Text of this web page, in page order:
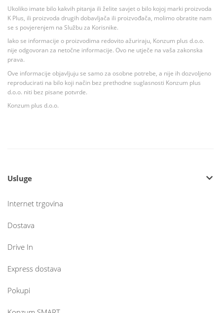
Ukoliko imate bilo kakvih pitanja ili želite savjet o bilo kojoj marki proizvoda
K Plus, ili proizvoda drugih dobavljača ili proizvođača, molimo obratite nam
se s povjerenjem na Službu za Korisnike.
Iako se informacije o proizvodima redovito ažuriraju, Konzum plus d.o.o.
nije odgovoran za netočne informacije. Ovo ne utječe na vaša zakonska
prava.
Ove informacije objavljuju se samo za osobne potrebe, a nije ih dozvoljeno
reproducirati na bilo koji način bez prethodne suglasnosti Konzum plus
d.o.o. niti bez pisane potvrde.
Konzum plus d.o.o.
Usluge
Internet trgovina
Dostava
Drive In
Express dostava
Pokupi